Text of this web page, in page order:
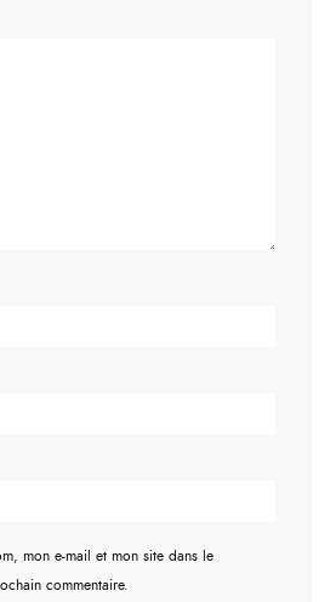
mon e-mail et mon site dans le
commentaire.